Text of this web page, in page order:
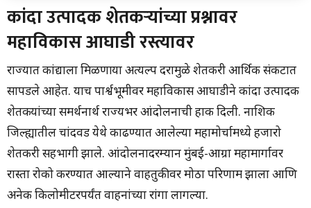
कांदा उत्पादक शेतकऱ्यांच्या प्रश्नावर महाविकास आघाडी रस्त्यावर
नेत्यांनी गळ्यात कांद्याच्या माळा घालून केला निषेध
कांद्याला हमीभाव देण्याची मागणी
सरकारच्या घोषणांवर विरोधकांचा सवाल
सोलापुरातही आंदोलनाची ठिणगी
महामोर्चात बैलगाडीचा बैल बिथरला
गंगापूरमध्ये कांद्याला मिळाला अत्यल्प दर
शेतकऱ्यांचा वाढता संताप
निष्कर्ष
कांदा उत्पादक शेतकऱ्यांच्या प्रश्नावर
महाविकास आघाडी रस्त्यावर
राज्यात कांद्याला मिळणाऱ्या अत्यल्प दरामुळे शेतकरी आर्थिक संकटात
सापडले आहेत. याच पार्श्वभूमीवर महाविकास आघाडीने कांदा उत्पादक
शेतकऱ्यांच्या समर्थनार्थ राज्यभर आंदोलनाची हाक दिली. नाशिक
जिल्ह्यातील चांदवड येथे काढण्यात आलेल्या महामोर्चामध्ये हजारो
शेतकरी सहभागी झाले. आंदोलनादरम्यान मुंबई-आग्रा महामार्गावर
रास्ता रोको करण्यात आल्याने वाहतुकीवर मोठा परिणाम झाला आणि
अनेक किलोमीटरपर्यंत वाहनांच्या रांगा लागल्या.